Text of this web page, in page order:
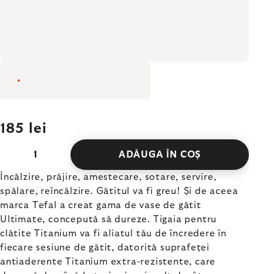
185 lei
ADĂUGA ÎN COŞ
Încălzire, prăjire, amestecare, sotare, servire,
spălare, reîncălzire. Gătitul va fi greu! Și de aceea
marca Tefal a creat gama de vase de gătit
Ultimate, concepută să dureze. Tigaia pentru
clătite Titanium va fi aliatul tău de încredere în
fiecare sesiune de gătit, datorită suprafeței
antiaderente Titanium extra-rezistente, care